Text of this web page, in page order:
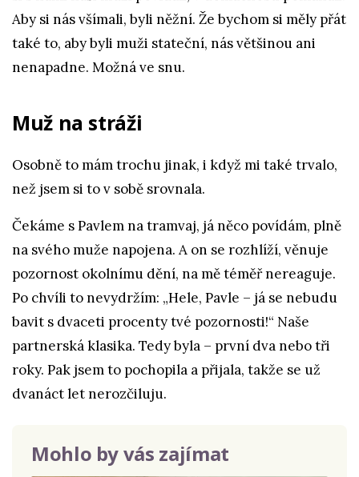
Aby si nás všímali, byli něžní. Že bychom si měly přát
také to, aby byli muži stateční, nás většinou ani
nenapadne. Možná ve snu.
Muž na stráži
Osobně to mám trochu jinak, i když mi také trvalo,
než jsem si to v sobě srovnala.
Čekáme s Pavlem na tramvaj, já něco povídám, plně
na svého muže napojena. A on se rozhlíží, věnuje
pozornost okolnímu dění, na mě téměř nereaguje.
Po chvíli to nevydržím: „Hele, Pavle – já se nebudu
bavit s dvaceti procenty tvé pozornosti!“ Naše
partnerská klasika. Tedy byla – první dva nebo tři
roky. Pak jsem to pochopila a přijala, takže se už
dvanáct let nerozčiluju.
Mohlo by vás zajímat